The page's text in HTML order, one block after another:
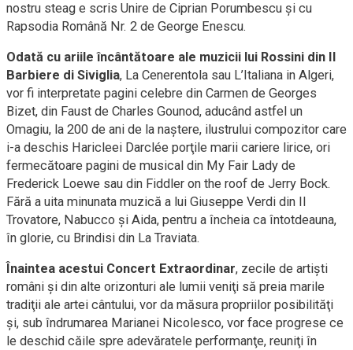
nostru steag e scris Unire de Ciprian Porumbescu şi cu
Rapsodia Română Nr. 2 de George Enescu.
Odată cu ariile încântătoare ale muzicii lui Rossini din Il
Barbiere di Siviglia, La Cenerentola sau L’Italiana in Algeri,
vor fi interpretate pagini celebre din Carmen de Georges
Bizet, din Faust de Charles Gounod, aducând astfel un
Omagiu, la 200 de ani de la naştere, ilustrului compozitor care
i-a deschis Haricleei Darclée porţile marii cariere lirice, ori
fermecătoare pagini de musical din My Fair Lady de
Frederick Loewe sau din Fiddler on the roof de Jerry Bock.
Fără a uita minunata muzică a lui Giuseppe Verdi din Il
Trovatore, Nabucco şi Aida, pentru a încheia ca întotdeauna,
în glorie, cu Brindisi din La Traviata.
Înaintea acestui Concert Extraordinar, zecile de artişti
români şi din alte orizonturi ale lumii veniţi să preia marile
tradiţii ale artei cântului, vor da măsura propriilor posibilităţi
şi, sub îndrumarea Marianei Nicolesco, vor face progrese ce
le deschid căile spre adevăratele performanţe, reuniţi în